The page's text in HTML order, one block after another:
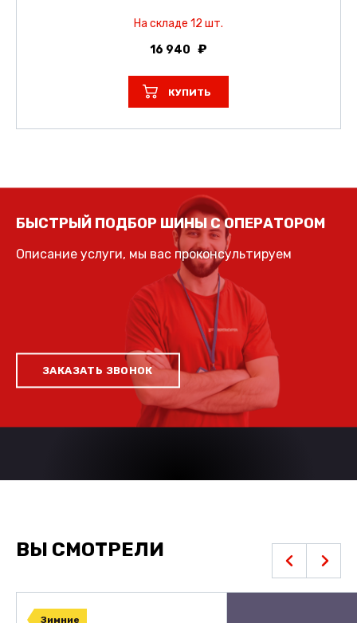
На складе 12 шт.
16 940
КУПИТЬ
БЫСТРЫЙ ПОДБОР ШИНЫ С ОПЕРАТОРОМ
Описание услуги, мы вас проконсультируем
ЗАКАЗАТЬ ЗВОНОК
ВЫ СМОТРЕЛИ
Зимние